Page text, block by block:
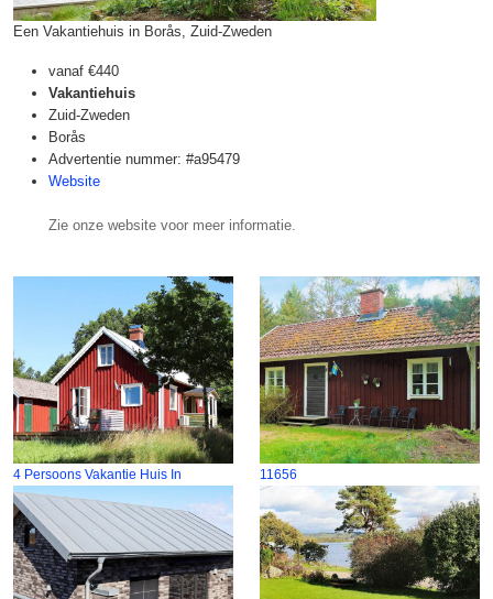
Een Vakantiehuis in Borås, Zuid-Zweden
vanaf €440
Vakantiehuis
Zuid-Zweden
Borås
Advertentie nummer: #a95479
Website
Zie onze website voor meer informatie.
4 Persoons Vakantie Huis In 11656